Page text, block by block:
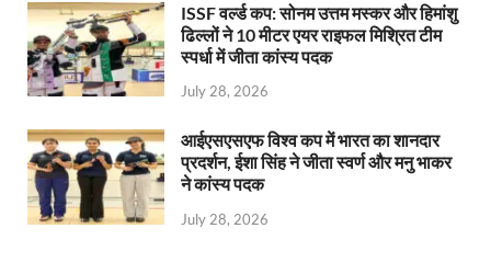
ISSF वर्ल्ड कप: सोनम उत्तम मस्कर और हिमांशु
ढिल्लों ने 10 मीटर एयर राइफल मिश्रित टीम
स्पर्धा में जीता कांस्य पदक
July 28, 2026
आईएसएसएफ विश्व कप में भारत का शानदार
प्रदर्शन, ईशा सिंह ने जीता स्वर्ण और मनु भाकर
ने कांस्य पदक
July 28, 2026